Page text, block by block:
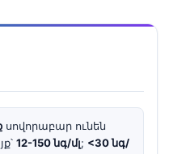
սովորաբար ունեն
12-150 նգ/մլ; <30 նգ/